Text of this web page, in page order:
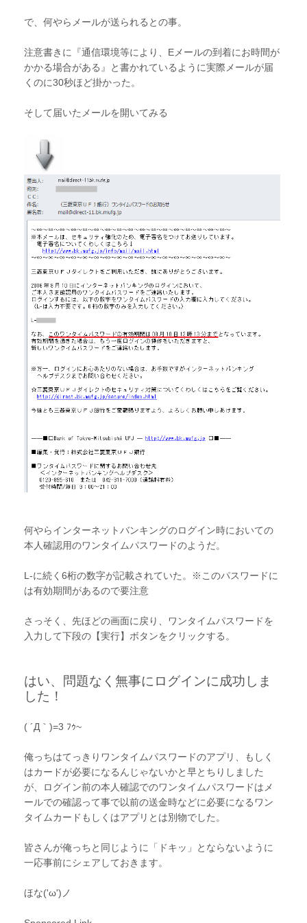
で、何やらメールが送られるとの事。
注意書きに『通信環境等により、Eメールの到着にお時間が
かかる場合がある』と書かれているように実際メールが届
くのに30秒ほど掛かった。
そして届いたメールを開いてみる
何やらインターネットバンキングのログイン時においての
本人確認用のワンタイムパスワードのようだ。
L-に続く6桁の数字が記載されていた。※このパスワードに
は有効期間があるので要注意
さっそく、先ほどの画面に戻り、ワンタイムパスワードを
入力して下段の【実行】ボタンをクリックする。
はい、問題なく無事にログインに成功しま
した！
( ´Д｀)=3 ﾌｩ~
俺っちはてっきりワンタイムパスワードのアプリ、もしく
はカードが必要になるんじゃないかと早とちりしました
が、ログイン前の本人確認でのワンタイムパスワードはメ
ールでの確認って事で以前の送金時などに必要になるワン
タイムカードもしくはアプリとは別物でした。
皆さんが俺っちと同じように「ドキッ」とならないように
一応事前にシェアしておきます。
ほな('ω')ノ